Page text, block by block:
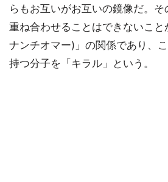
らもお互いがお互いの鏡像だ。
重ね合わせることはできないこ
ナンチオマー)」の関係であり、
持つ分子を「キラル」という。